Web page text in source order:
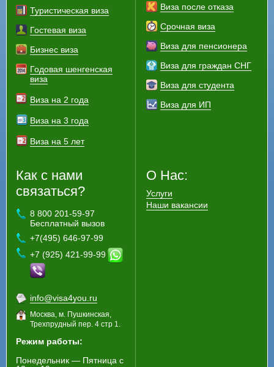
Туристическая виза
Гостевая виза
Бизнес виза
Годовая шенгенская
виза
Виза на 2 года
Виза на 3 года
Виза на 5 лет
Виза после отказа
Срочная виза
Виза для пенсионера
Виза для граждан СНГ
Виза для студента
Виза для ИП
Как с нами
связаться?
8 800 201-59-97
Бесплатный вызов
+7(495) 646-97-99
+7 (925) 421-99-99
info@visa4you.ru
Москва, м. Пушкинская,
Трехпрудный пер. 4 стр 1.
Режим работы:
Понедельник — Пятница с
О Нас:
Услуги
Наши вакансии